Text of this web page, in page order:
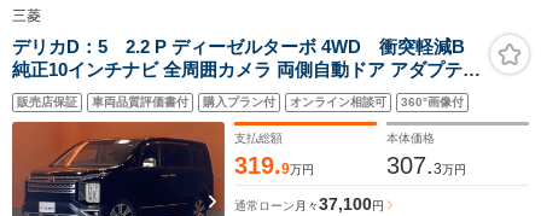
三菱
デリカD：5 2.2 P ディーゼルターボ 4WD 衝突軽減B
純正10インチナビ 全周囲カメラ 両側自動ドア アダプティ
ブクルーズコントロール 革巻きステアリング パドルシフ
ト 電子パーキング LEDヘッドライト スマートキー パワ
ーバックドア 純正アルミホイール
販売店保証 車両品質評価書付 購入プラン付 オンライン相談可 360°画像付
支払総額
319.9万円
本体価格
307.3万円
通常ローン 月々37,100円